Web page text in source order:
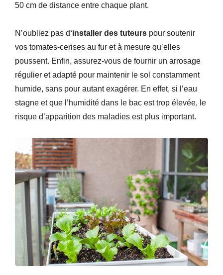
50 cm de distance entre chaque plant.
N’oubliez pas d‘installer des tuteurs pour soutenir
vos tomates-cerises au fur et à mesure qu’elles
poussent. Enfin, assurez-vous de fournir un arrosage
régulier et adapté pour maintenir le sol constamment
humide, sans pour autant exagérer. En effet, si l’eau
stagne et que l’humidité dans le bac est trop élevée, le
risque d’apparition des maladies est plus important.